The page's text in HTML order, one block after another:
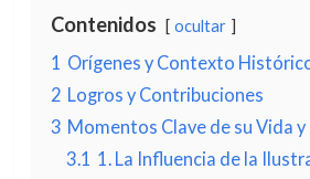
Contenidos ocultar
1 Orígenes y Contexto
2 Logros y Contribuciones
3 Momentos Clave de su Vida y
3.1 1. La Influencia de la